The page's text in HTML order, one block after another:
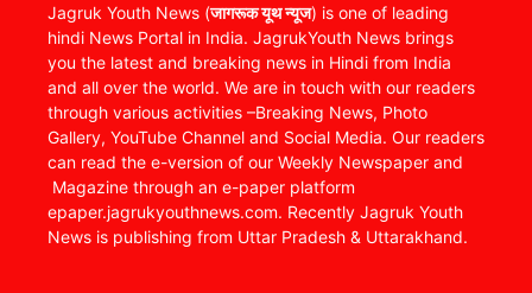
Jagruk Youth News (जागरूक यूथ न्यूज) is one of leading
hindi News Portal in India. JagrukYouth News brings
you the latest and breaking news in Hindi from India
and all over the world. We are in touch with our readers
through various activities –Breaking News, Photo
Gallery, YouTube Channel and Social Media. Our readers
can read the e-version of our Weekly Newspaper and
Magazine through an e-paper platform
epaper.jagrukyouthnews.com. Recently Jagruk Youth
News is publishing from Uttar Pradesh & Uttarakhand.